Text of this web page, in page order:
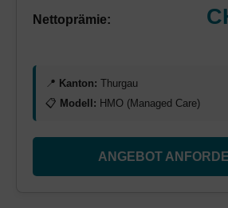
Nettoprämie:
📍 Kanton: Thurgau
📋 Modell: HMO (Managed Care)
ANGEBOT